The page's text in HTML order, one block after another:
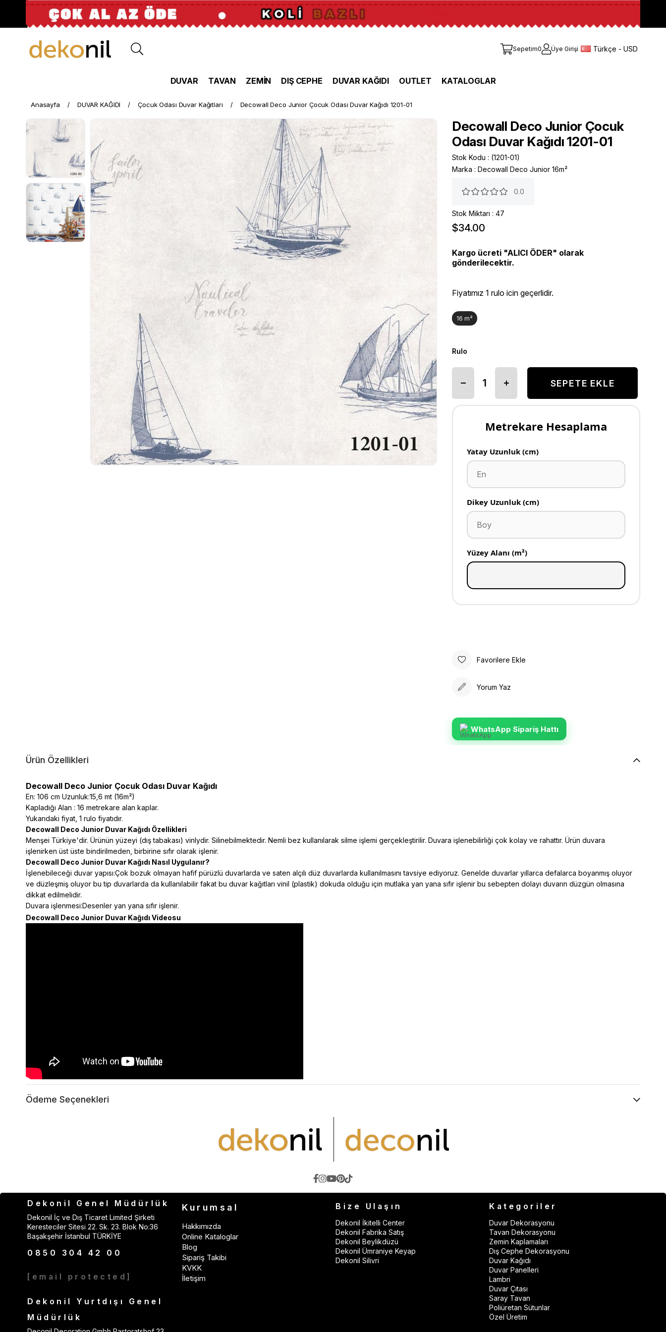
Sepetim0 Üye Girişi Türkçe - USD
DUVAR TAVAN ZEMİN DIŞ CEPHE DUVAR KAĞIDI OUTLET KATALOGLAR
Anasayfa DUVAR KAĞIDI Çocuk Odası Duvar Kağıtları Decowall Deco Junior Çocuk Odası Duvar Kağıdı 1201-01
Decowall Deco Junior Çocuk
Odası Duvar Kağıdı 1201-01
Stok Kodu
(1201-01)
Marka : Decowall Deco Junior 16m²
0.0
Stok Miktarı : 47
$34.00
Kargo ücreti "ALICI ÖDER" olarak
gönderilecektir.
Fiyatımız 1 rulo icin geçerlidir.
16 m²
Rulo
Metrekare Hesaplama
Yatay Uzunluk (cm)
Dikey Uzunluk (cm)
Yüzey Alanı (m²)
Favorilere Ekle
Yorum Yaz
WhatsApp Sipariş Hattı
Ürün Özellikleri
Decowall Deco Junior Çocuk Odası Duvar Kağıdı
En: 106 cm Uzunluk:15,6 mt (16m²)
Kapladığı Alan : 16 metrekare alan kaplar.
Yukarıdaki fiyat, 1 rulo fiyatıdır.
Decowall Deco Junior Duvar Kağıdı Özellikleri
Menşei Türkiye'dir. Ürünün yüzeyi (dış tabakası) vinlydir. Silinebilmektedir. Nemli bez kullanılarak silme işlemi gerçekleştirilir. Duvara işlenebilirliği çok kolay ve rahattır. Ürün duvara
işlenirken üst üste bindirilmeden, birbirine sıfır olarak işlenir.
Decowall Deco Junior Duvar Kağıdı Nasıl Uygulanır?
İşlenebileceği duvar yapısı:Çok bozuk olmayan hafif pürüzlü duvarlarda ve saten alçılı düz duvarlarda kullanılmasını tavsiye ediyoruz. Genelde duvarlar yıllarca defalarca boyanmış oluyor
ve düzleşmiş oluyor bu tip duvarlarda da kullanılabilir fakat bu duvar kağıtları vinil (plastik) dokuda olduğu için mutlaka yan yana sıfır işlenir bu sebepten dolayı duvarın düzgün olmasına
dikkat edilmelidir.
Duvara işlenmesi:Desenler yan yana sıfır işlenir.
Decowall Deco Junior Duvar Kağıdı Videosu
Ödeme Seçenekleri
Dekonil Genel Müdürlük
Dekonil İç ve Dış Ticaret Limited Şirketi
Keresteciler Sitesi 22. Sk. 23. Blok No:36
Başakşehir İstanbul TÜRKİYE
0850 304 42 00
[email protected]
Dekonil Yurtdışı Genel
Müdürlük
Kurumsal
Hakkımızda
Online Kataloglar
Blog
Sipariş Takibi
KVKK
İletişim
Bize Ulaşın
Dekonil İkitelli Center
Dekonil Fabrika Satış
Dekonil Beylikdüzü
Dekonil Ümraniye Keyap
Dekonil Silivri
Kategoriler
Duvar Dekorasyonu
Tavan Dekorasyonu
Zemin Kaplamaları
Dış Cephe Dekorasyonu
Duvar Kağıdı
Duvar Panelleri
Lambri
Duvar Çıtası
Saray Tavan
Poliüretan Sütunlar
Özel Üretim